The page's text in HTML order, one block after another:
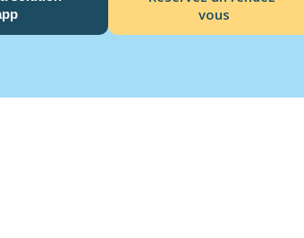
vous